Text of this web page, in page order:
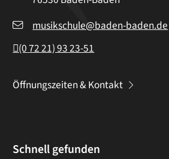
musikschule@baden-baden.de
(07221) 9323-51
Öffnungszeiten & Kontakt
Schnell gefunden